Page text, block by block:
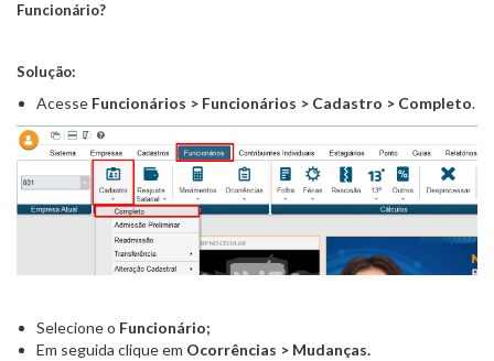
Funcionário?
Solução:
Acesse Funcionários > Funcionários > Cadastro > Completo.
Selecione o Funcionário;
Em seguida clique em Ocorrências > Mudanças.